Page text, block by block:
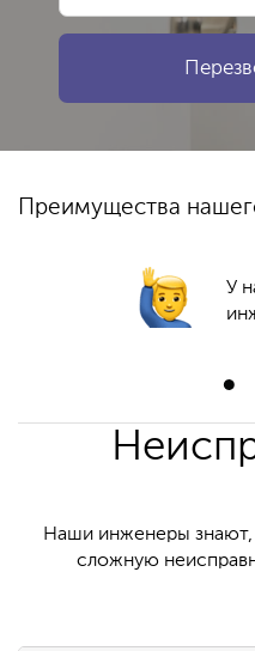
Преимущества
У
Наши инженеры знают,
сложную